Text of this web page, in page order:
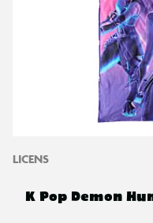
LICENS
K Pop Demon